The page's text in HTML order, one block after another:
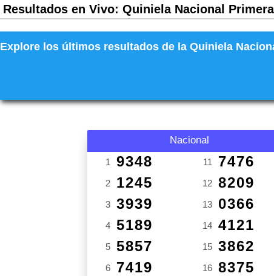
Resultados en Vivo: Quiniela Nacional
Explore los últimos resultados de la Quiniela
Nacional
1 9348
2 1245
3 3939
4 5189
5 5857
6 7419
11 7476
12 8209
13 0366
14 4121
15 3862
16 8375